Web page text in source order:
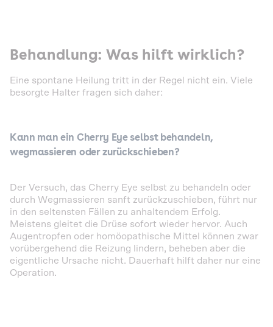
Behandlung: Was hilft wirklich?
Eine spontane Heilung tritt in der Regel nicht ein. Viele
besorgte Halter fragen sich daher:
Kann man ein Cherry Eye selbst behandeln,
wegmassieren oder zurückschieben?
Der Versuch, das Cherry Eye selbst zu behandeln oder
durch Wegmassieren sanft zurückzuschieben, führt nur
in den seltensten Fällen zu anhaltendem Erfolg.
Meistens gleitet die Drüse sofort wieder hervor. Auch
Augentropfen oder homöopathische Mittel können zwar
vorübergehend die Reizung lindern, beheben aber die
eigentliche Ursache nicht. Dauerhaft hilft daher nur eine
Operation.